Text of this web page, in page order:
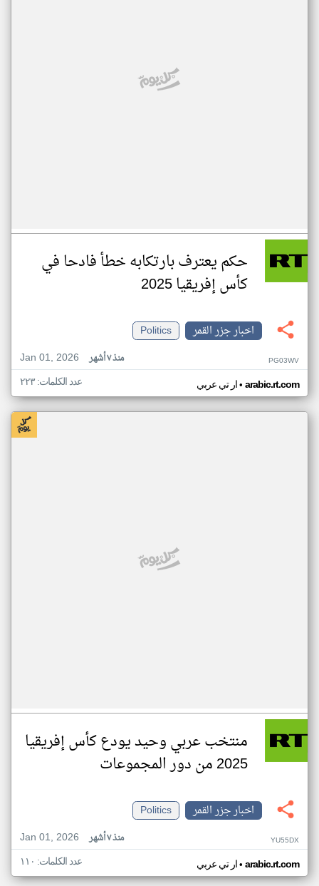
حكم يعترف بارتكابه خطأ فادحا في
كأس إفريقيا 2025
اخبار جزر القمر
Politics
Jan 01, 2026
منذ ٧ أشهر PG03WV
ار تي عربي• arabic.rt.com عدد الكلمات: ٢٢٣
منتخب عربي وحيد يودع كأس إفريقيا
2025 من دور المجموعات
اخبار جزر القمر
Politics
Jan 01, 2026
منذ ٧ أشهر YU55DX
ار تي عربي• arabic.rt.com عدد الكلمات: ١١٠